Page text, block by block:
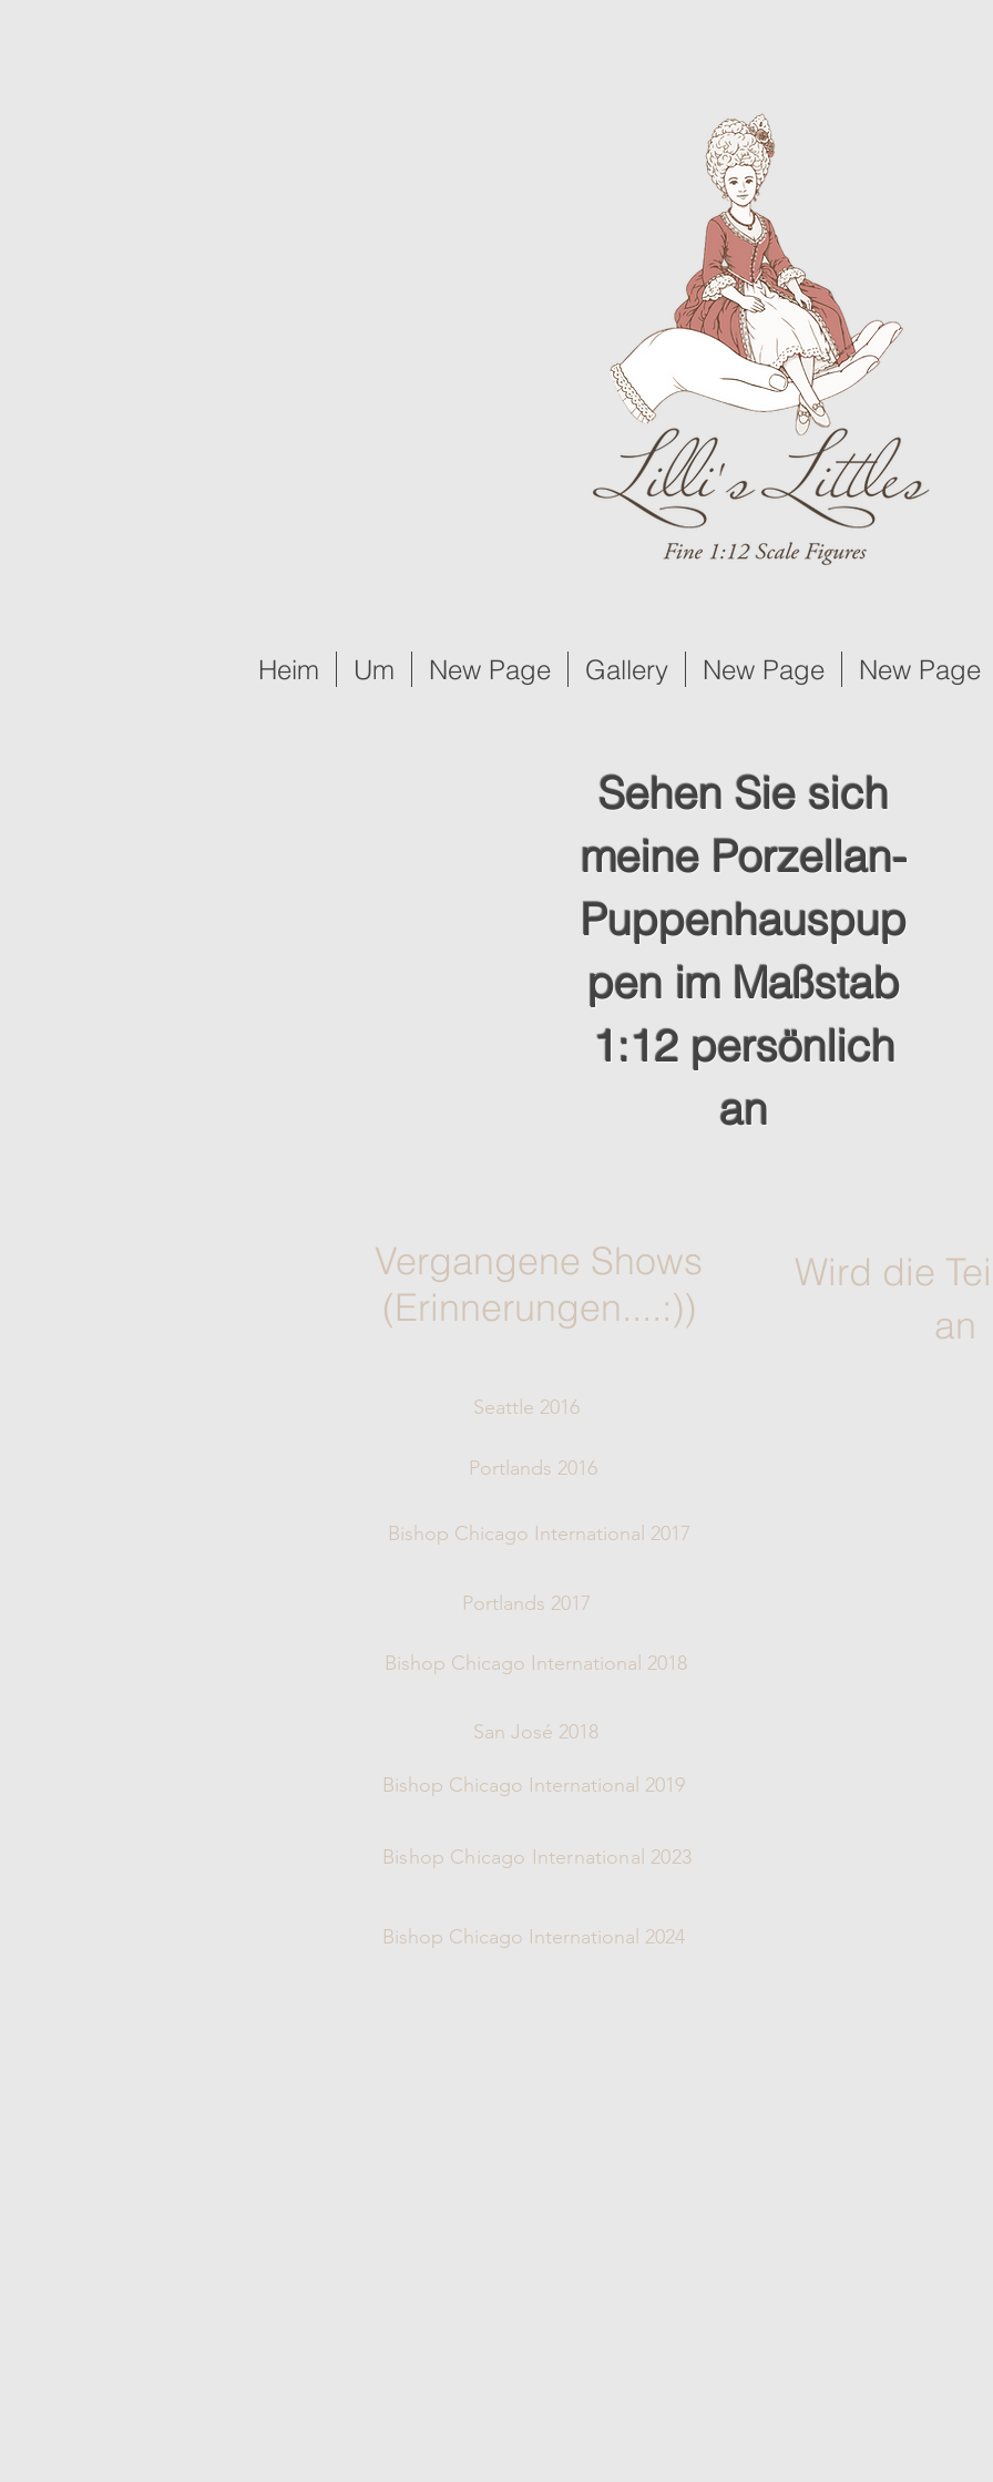
Heim Um New Page Gallery New Page New Page
Sehen Sie sich
meine Porzellan-
Puppenhauspup
pen im Maßstab
1:12 persönlich
an
Vergangene Shows
(Erinnerungen....:))
Wird die
an
Seattle 2016
Portlands 2016
Bishop Chicago International 2017
Portlands 2017
Bishop Chicago International 2018
San José 2018
Bishop Chicago International 2019
Bishop Chicago International 2023
Bishop Chicago International 2024